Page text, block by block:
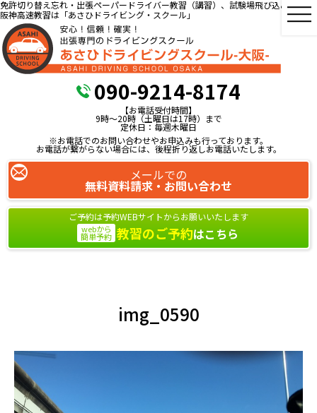
免許切り替え忘れ・出張ペーパードライバー教習（講習）、試験場飛び込み教習、
阪神高速教習は「あさひドライビング・スクール」
090-9214-8174
【お電話受付時間】
9時～20時（土曜日は17時）まで
定休日：毎週木曜日
※お電話でのお問い合わせやお申込みも行っております。
お電話が繋がらない場合には、後程折り返しお電話いたします。
メールでの
無料資料請求・お問い合わせ
ご予約は予約WEBサイトからお願いいたします
webから
簡単予約 教習のご予約はこちら
img_0590